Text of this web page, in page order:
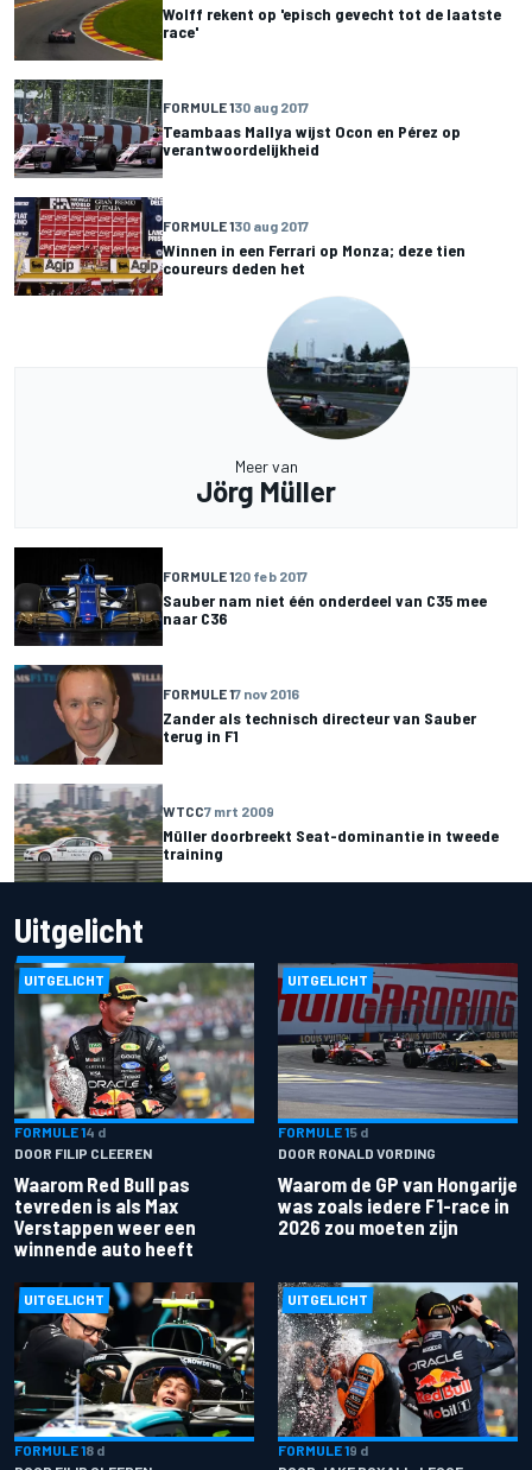
Wolff rekent op 'episch gevecht tot de laatste
race'
FORMULE 130 aug 2017
Teambaas Mallya wijst Ocon en Pérez op
verantwoordelijkheid
FORMULE 130 aug 2017
Winnen in een Ferrari op Monza; deze tien
coureurs deden het
Meer van
Jörg Müller
FORMULE 120 feb 2017
Sauber nam niet één onderdeel van C35 mee
naar C36
FORMULE 17 nov 2016
Zander als technisch directeur van Sauber
terug in F1
WTCC7 mrt 2009
Müller doorbreekt Seat-dominantie in tweede
training
Uitgelicht
UITGELICHT
FORMULE 14 d
DOOR FILIP CLEEREN
Waarom Red Bull pas
tevreden is als Max
Verstappen weer een
winnende auto heeft
UITGELICHT
FORMULE 15 d
DOOR RONALD VORDING
Waarom de GP van Hongarije
was zoals iedere F1-race in
2026 zou moeten zijn
UITGELICHT
FORMULE 18 d
UITGELICHT
FORMULE 19 d